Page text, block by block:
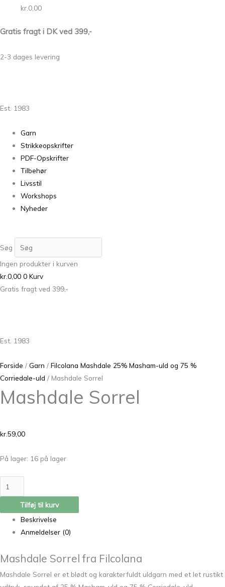
kr. 0,00
Gratis fragt i DK ved 399,-
2-3 dages levering
Est. 1983
Garn
Strikkeopskrifter
PDF-Opskrifter
Tilbehør
Livsstil
Workshops
Nyheder
Søg
Ingen produkter i kurven
kr.0,00 0 Kurv
Gratis fragt ved 399,-
Est. 1983
Forside / Garn / Filcolana Mashdale 25% Masham-uld og 75 %
Corriedale-uld / Mashdale Sorrel
Mashdale Sorrel
kr.59,00
På lager: 16 på lager
Tilføj til kurv
Beskrivelse
Anmeldelser (0)
Mashdale Sorrel fra Filcolana
Mashdale Sorrel er et blødt og karakterfuldt uldgarn med et let rustikt